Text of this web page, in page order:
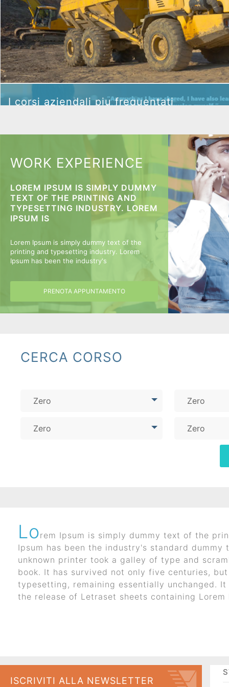
I corsi aziendali piu
frequentati
I corsi aziendali piu frequentati
I corsi aziendali piu frequentati
WORK EXPERIENCE
LOREM IPSUM IS SIMPLY DUMMY
TEXT OF THE PRINTING AND
TYPESETTING INDUSTRY. LOREM
IPSUM IS
Lorem Ipsum is simply dummy text of the
printing and typesetting industry. Lorem
Ipsum has been the industry's
PRENOTA APPUNTAMENTO
CERCA CORSO
Zero
Zero
Zero
Zero
Lorem Ipsum is simply dummy text of the
Ipsum has been the industry's standard dummy
unknown printer took a galley of type and
book. It has survived not only five centuries,
typesetting, remaining essentially unchanged.
the release of Letraset sheets containing Lorem
ISCRIVITI ALLA NEWSLETTER
I corsi aziendali piu frequentati
I corsi aziendali piu frequentati